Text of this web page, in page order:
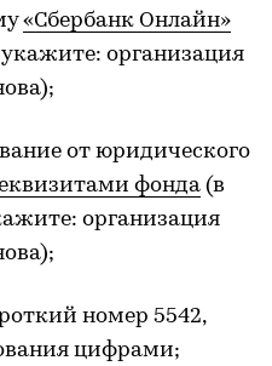
«Сбербанк Онлайн»
организация
от юридического
фонда (в
организация
номер 5542,
цифрами;